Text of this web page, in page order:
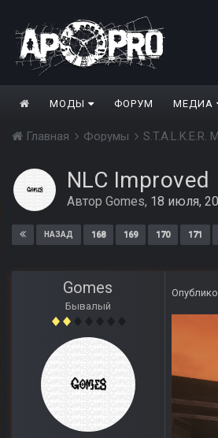
МОДЫ ФОРУМ МЕДИА
Главная Форумы
NLC Improved
Автор Gomes, 18 июля,
НАЗАД 168 169 170 171
Gomes
Бывалый